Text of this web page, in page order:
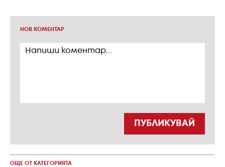
НОВ КОМЕНТАР
ПУБЛИКУВАЙ
ОЩЕ ОТ КАТЕГОРИЯТА